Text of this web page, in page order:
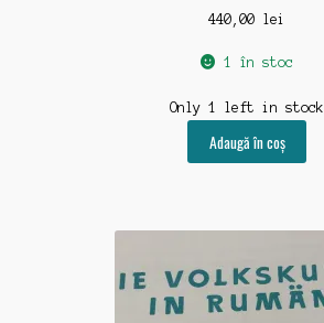
440,00 lei
1 în stoc
Only 1 left in stock
Adaugă în coș